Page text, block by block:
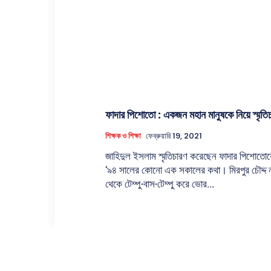
ফাদার পিশোতো : একজন মহান মানুষকে নিয়ে
শিক্ষক ও শিক্ষা ফেব্রুয়ারি 19, 2021
জাহিদুল ইসলাম স্মৃতিচারণ করেছেন ফাদার
‘৯৪ সালের কোনো এক সকালের কথা। মিরপুর চৌদ্দ
থেকে টেম্পু-বাস-টেম্পু করে ভোর...